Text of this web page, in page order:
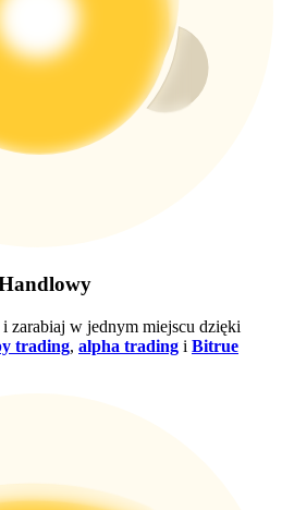
zarabiaj w jednym miejscu dzięki
trading, alpha trading i Bitrue